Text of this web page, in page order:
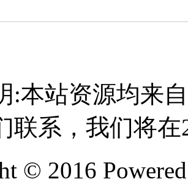
:本站资源均来
联系，我们将
© 2016